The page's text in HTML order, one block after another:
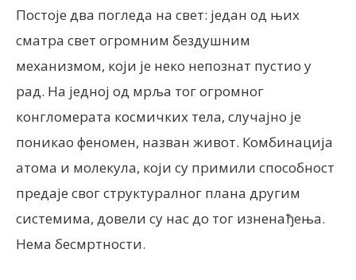
Постоје два погледа на свет: један од њих
сматра свет огромним бездушним
механизмом, који је неко непознат пустио у
рад. На једној од мрља тог огромног
конгломерата космичких тела, случајно је
поникао феномен, назван живот. Комбинација
атома и молекула, који су примили способност
предаје свог структуралног плана другим
системима, довели су нас до тог изненађења.
Нема бесмртности.